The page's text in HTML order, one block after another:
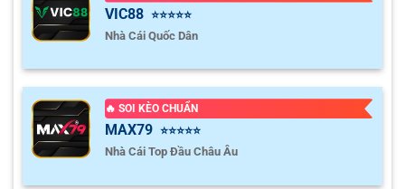
VIC88 ⭐⭐⭐⭐⭐
Nhà Cái Quốc Dân
🔥 SOI KÈO CHUẨN
MAX79 ⭐⭐⭐⭐⭐
Nhà Cái Top Đầu Châu Âu